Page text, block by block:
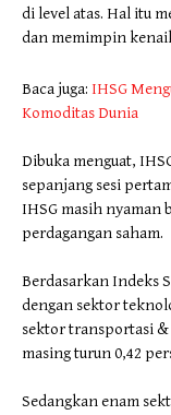
di level atas. Hal itu
dan memimpin
Baca juga: IHSG
Komoditas Dunia
Dibuka menguat,
sepanjang sesi
IHSG masih nyaman
perdagangan saham.
Berdasarkan Indeks
dengan sektor
sektor transportasi
masing turun 0,42
Sedangkan enam